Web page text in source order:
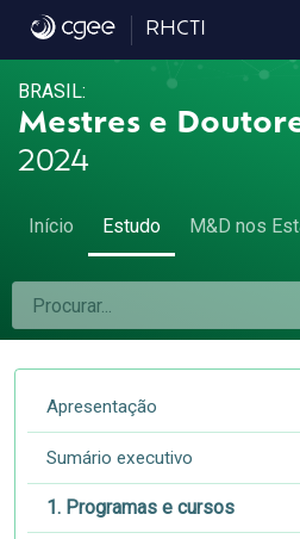
8.2. Sexo e idade - 8.2.
RHCTI
BRASIL:
Mestres e
2024
Início Estudo M&D nos
Apresentação
Sumário executivo
1. Programas e cursos